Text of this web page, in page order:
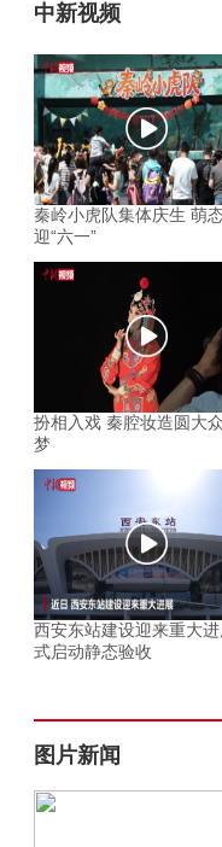
中新视频
秦岭小虎队集体庆生 萌
迎“六一”
扮相入戏 秦腔妆造圆大
梦
西安东站建设迎来重大
式启动静态验收
图片新闻